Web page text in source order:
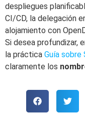
despliegues
CI/CD, la delegación
alojamiento con
Si desea profundizar,
la práctica Guía sobre
claramente los